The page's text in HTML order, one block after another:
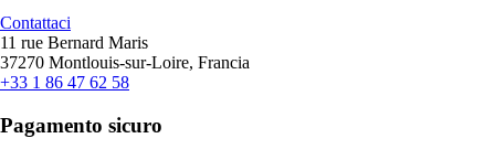
Contattaci
11 rue Bernard Maris
37270 Montlouis-sur-Loire, Francia
+33 1 86 47 62 58
Pagamento sicuro